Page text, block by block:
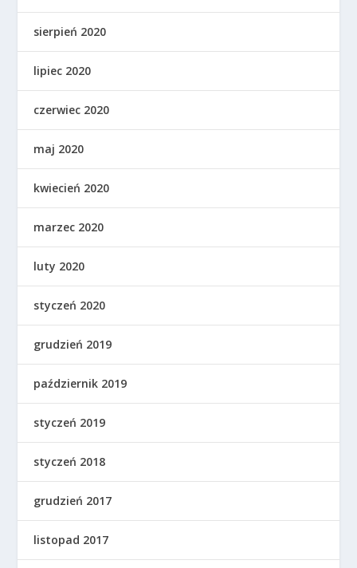
sierpień 2020
lipiec 2020
czerwiec 2020
maj 2020
kwiecień 2020
marzec 2020
luty 2020
styczeń 2020
grudzień 2019
październik 2019
styczeń 2019
styczeń 2018
grudzień 2017
listopad 2017